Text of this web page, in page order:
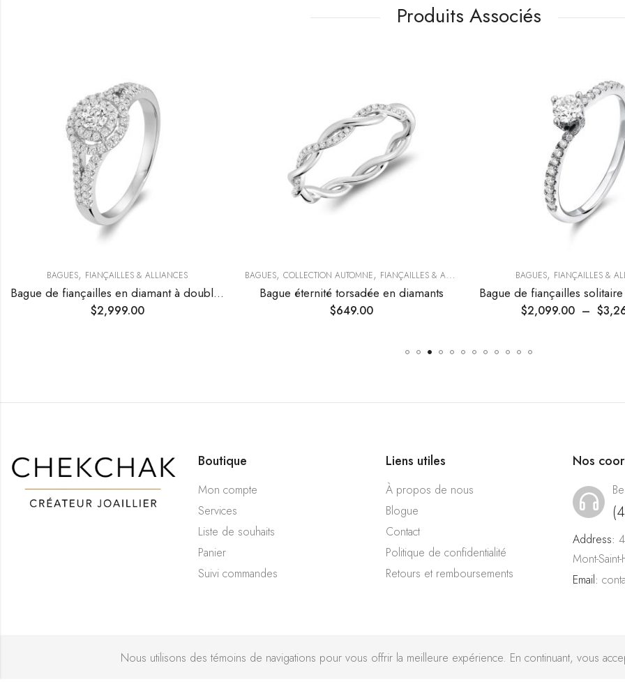
Produits Associés
BAGUES, FIANÇAILLES & ALLIANCES
Bague de fiançailles en diamant à double halo
$2,999.00
BAGUES, COLLECTION AUTOMNE, FIANÇAILLES & ALLIANCES
Bague éternité torsadée en diamants
$649.00
BAGUES, FIANÇAILLES &
$2,099.00 – $
Boutique
Mon compte
Services
Liste de souhaits
Panier
Suivi commandes
Liens utiles
À propos de nous
Blogue
Contact
Politique de confidentialité
Retours et remboursements
Nos
Address:
Mont-
Email:
Nous utilisons des témoins de navigations pour vous offrir la meilleure expérience. En continuant, vous